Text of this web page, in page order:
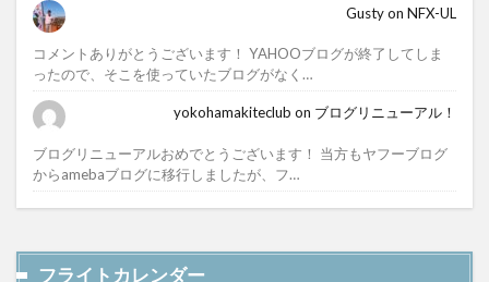
Gustyon NFX-UL
コメントありがとうございます！ YAHOOブログが終了してしま
ったので、そこを使っていたブログがなく…
yokohamakiteclub on ブログリニューアル！
ブログリニューアルおめでとうございます！ 当方もヤフーブログ
からamebaブログに移行しましたが、フ…
フライトカレンダー